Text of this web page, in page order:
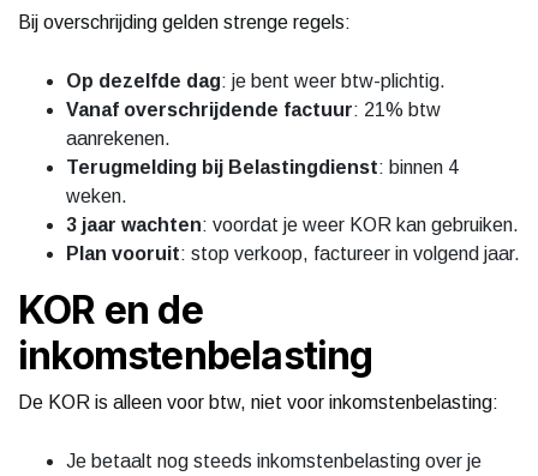
Bij overschrijding gelden strenge regels:
Op dezelfde dag: je bent weer btw-plichtig.
Vanaf overschrijdende factuur: 21% btw
aanrekenen.
Terugmelding bij Belastingdienst: binnen 4
weken.
3 jaar wachten: voordat je weer KOR kan gebruiken.
Plan vooruit: stop verkoop, factureer in volgend jaar.
KOR en de
inkomstenbelasting
De KOR is alleen voor btw, niet voor inkomstenbelasting:
Je betaalt nog steeds inkomstenbelasting over je